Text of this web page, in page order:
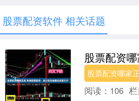
股票配资软件 相关话题
股票配资哪家
阅读： 106 栏